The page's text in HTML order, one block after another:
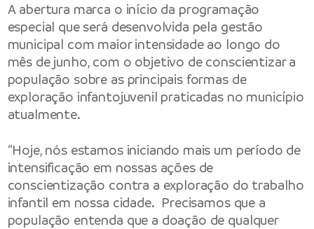
A abertura marca o início da programação
especial que será desenvolvida pela gestão
municipal com maior intensidade ao longo do
mês de junho, com o objetivo de conscientizar a
população sobre as principais formas de
exploração infantojuvenil praticadas no município
atualmente.
“Hoje, nós estamos iniciando mais um período de
intensificação em nossas ações de
conscientização contra a exploração do trabalho
infantil em nossa cidade. Precisamos que a
população entenda que a doação de qualquer